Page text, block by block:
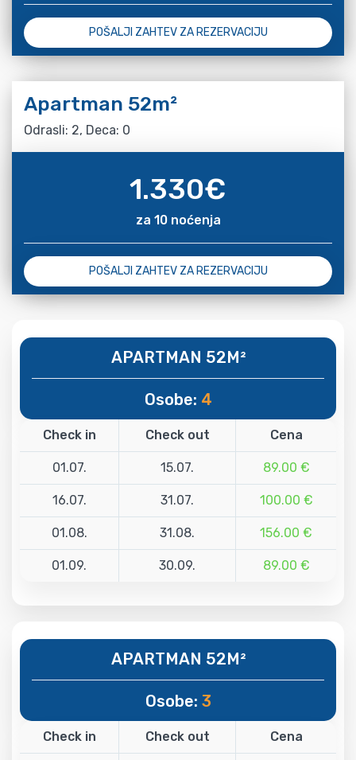
POŠALJI ZAHTEV ZA REZERVACIJU
Apartman 52m²
Odrasli: 2, Deca: 0
1.330€
za 10 noćenja
POŠALJI ZAHTEV ZA REZERVACIJU
APARTMAN 52M²
Osobe: 4
Check in Check out Cena
01.07. 15.07. 89.00 €
16.07. 31.07. 100.00 €
01.08. 31.08. 156.00 €
01.09. 30.09. 89.00 €
APARTMAN 52M²
Osobe: 3
Check in Check out Cena